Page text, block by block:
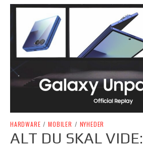
HARDWARE / MOBILER / NYHEDER
ALT DU SKAL VIDE: